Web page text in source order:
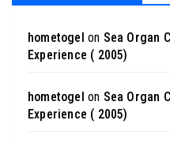
hometogel on Sea Organ
Experience ( 2005)
hometogel on Sea Organ
Experience ( 2005)